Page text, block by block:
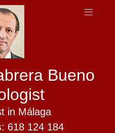
Bueno
in Málaga
618 124 184